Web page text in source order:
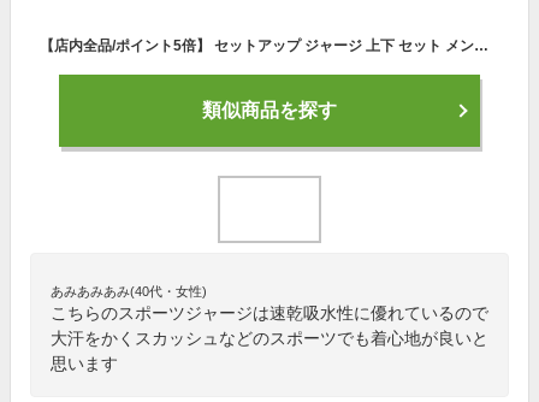
【店内全品/ポイント5倍】 セットアップ ジャージ 上下 セット メンズ (8510)【 吸汗速乾 】 スポーツウェア ランニングウェア トレーニングウェア 上下組 上下セット 長袖 パーカー ジャージパンツ レディース 男女兼用 秋 冬
類似商品を探す
あみあみあみ(40代・女性)
こちらのスポーツジャージは速乾吸水性に優れているので
大汗をかくスカッシュなどのスポーツでも着心地が良いと
思います